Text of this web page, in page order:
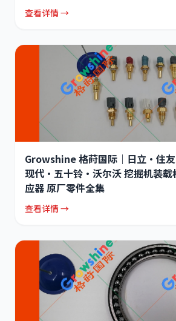
查看详情 →
Growshine 格莳国际｜日立·住
现代·五十铃·沃尔沃 挖掘机装载
应器 原厂零件全集
查看详情 →